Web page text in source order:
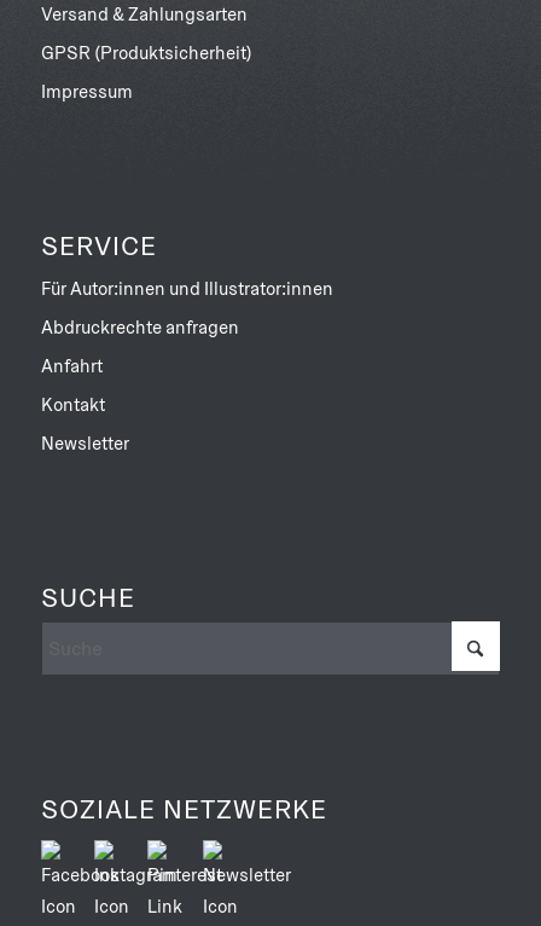
Versand & Zahlungsarten
GPSR (Produktsicherheit)
Impressum
SERVICE
Für Autor:innen und Illustrator:innen
Abdruckrechte anfragen
Anfahrt
Kontakt
Newsletter
SUCHE
SOZIALE NETZWERKE